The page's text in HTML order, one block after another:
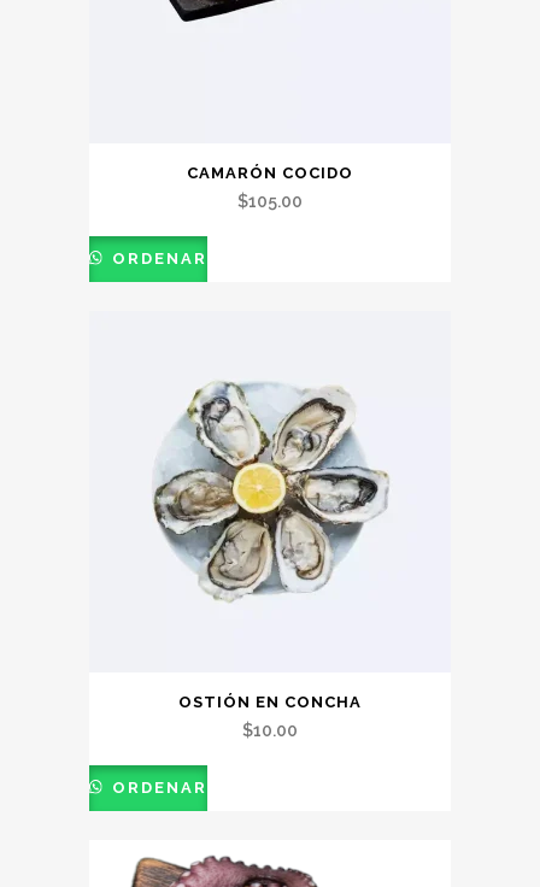
CAMARÓN COCIDO
$105.00
ORDENAR
OSTIÓN EN CONCHA
$10.00
ORDENAR